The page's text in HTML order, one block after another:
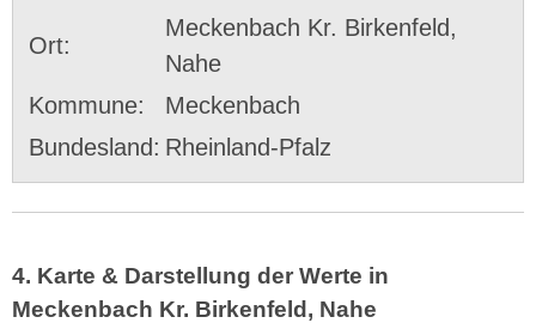
Ort:
Meckenbach Kr. Birkenfeld,
Nahe
Kommune:
Meckenbach
Bundesland: Rheinland-Pfalz
4. Karte & Darstellung der Werte in
Meckenbach Kr. Birkenfeld, Nahe